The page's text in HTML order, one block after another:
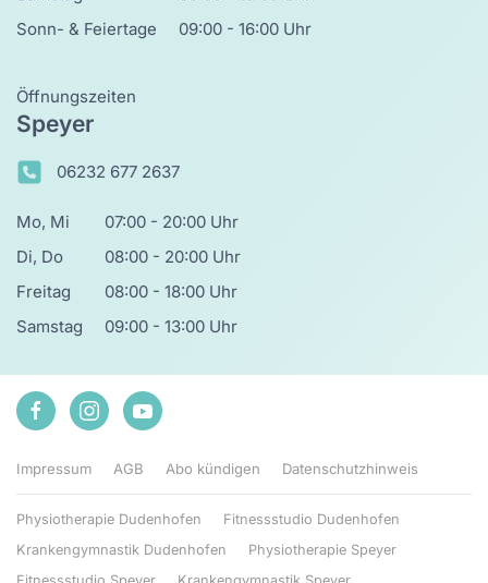
Sonn- & Feiertage
09:00 - 16:00 Uhr
Öffnungszeiten
Speyer
06232 677 2637
Mo, Mi
07:00 - 20:00 Uhr
Di, Do
08:00 - 20:00 Uhr
Freitag
08:00 - 18:00 Uhr
Samstag
09:00 - 13:00 Uhr
Impressum AGB Abo kündigen Datenschutzhinweis
Physiotherapie Dudenhofen
Fitnessstudio Dudenhofen
Krankengymnastik Dudenhofen
Physiotherapie Speyer